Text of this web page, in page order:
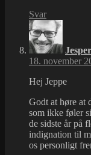
Svar
18. november
Hej Jeppe
Godt at høre at
som ikke føler
de sidste år på
indignation til
os personligt